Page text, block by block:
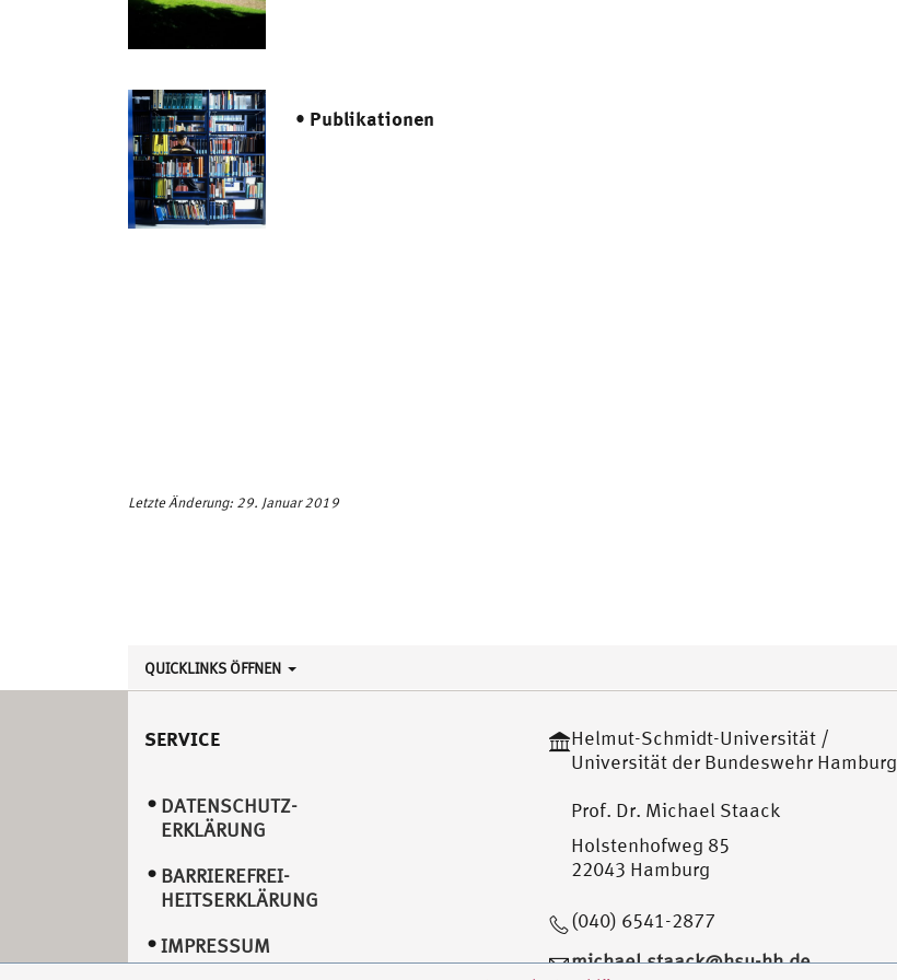
• Publikationen
Letzte Änderung: 29. Januar 2019
QUICKLINKS ÖFFNEN
SERVICE
DATENSCHUTZ­
ERKLÄRUNG
BARRIEREFREI­
HEITSERKLÄRUNG
IMPRESSUM
Helmut-Schmidt-Universität /
Universität der Bundeswehr Hamburg
Prof. Dr. Michael Staack
Holstenhofweg 85
22043 Hamburg
(040) 6541-2877
michael.staack@hsu-hh.de